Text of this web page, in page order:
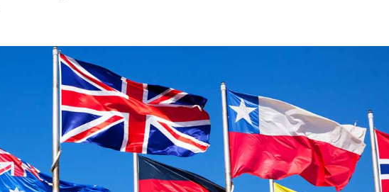
till språkpolisen
nyord